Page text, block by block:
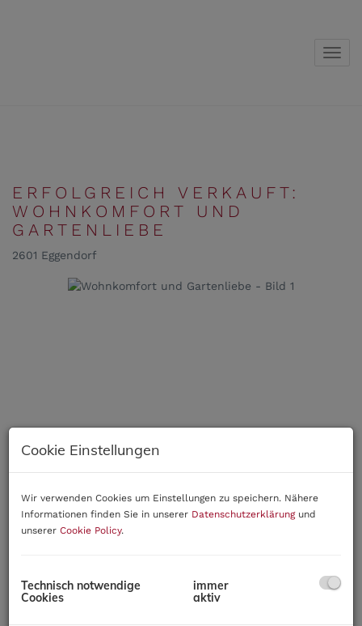
ERFOLGREICH VERKAUFT:
WOHNKOMFORT UND
GARTENLIEBE
2601 Eggendorf
Cookie Einstellungen
Wir verwenden Cookies um Einstellungen zu speichern. Nähere
Informationen finden Sie in unserer Datenschutzerklärungund
unserer Cookie Policy.
Technisch notwendige
Cookies
immer
aktiv